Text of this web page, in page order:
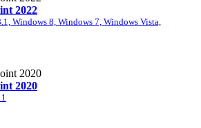
2022
Windows 8, Windows 7, Windows Vista,
2020